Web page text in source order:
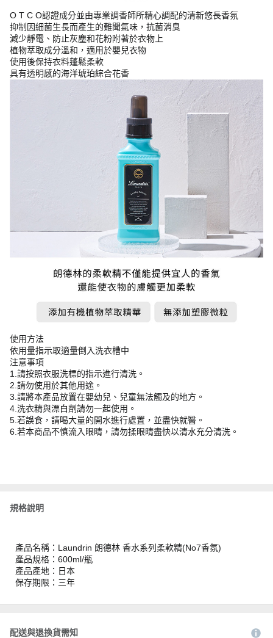
O T C O認證成分並由專業調香師所精心調配的清新悠長香氛
抑制因細菌生長而產生的難聞氣味，抗菌消臭
減少靜電、防止灰塵和花粉附著於衣物上
植物萃取成分溫和，適用於嬰兒衣物
使用後保持衣料蓬鬆柔軟
具有透明感的海洋琥珀綜合花香
使用方法
依用量指示取適量倒入洗衣槽中
注意事項
1.請按照衣服洗標的指示進行清洗。
2.請勿使用於其他用途。
3.請將本產品放置在嬰幼兒、兒童無法觸及的地方。
4.洗衣精與漂白劑請勿一起使用。
5.若誤食，請喝大量的開水進行處置，並盡快就醫。
6.若本商品不慎流入眼睛，請勿揉眼睛盡快以清水充分清洗。
規格說明
產品名稱：Laundrin 朗德林 香水系列柔軟精(No7香氛)
產品規格：600ml/瓶
產品產地：日本
保存期限：三年
配送與退換貨需知